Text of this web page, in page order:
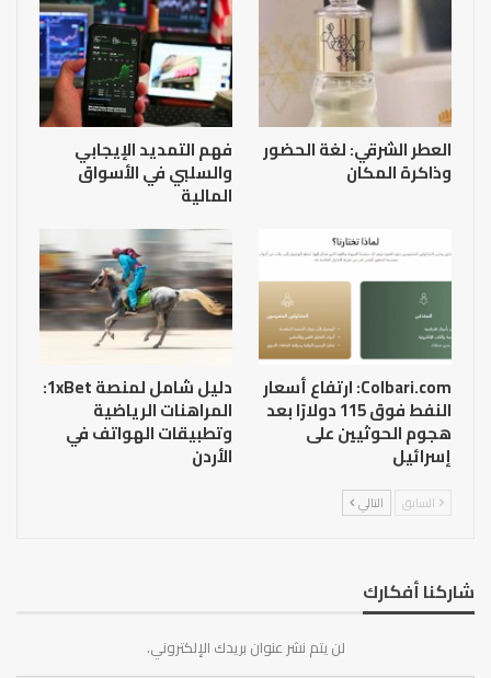
العطر الشرقي: لغة الحضور
وذاكرة المكان
فهم التمديد الإيجابي
والسلبي في الأسواق
المالية
Colbari.com: ارتفاع أسعار
النفط فوق 115 دولارًا بعد
هجوم الحوثيين على
إسرائيل
دليل شامل لمنصة 1xBet:
المراهنات الرياضية
وتطبيقات الهواتف في
الأردن
السابق التالي
شاركنا أفكارك
لن يتم نشر عنوان بريدك الإلكتروني.